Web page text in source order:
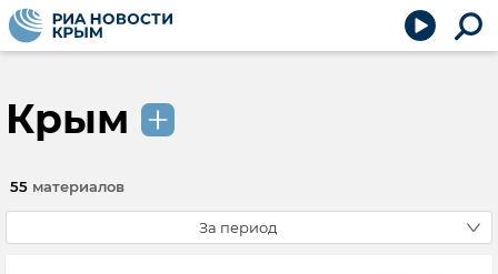
Крым
55 материалов
За период